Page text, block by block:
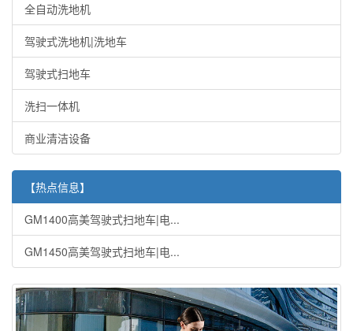
全自动洗地机
驾驶式洗地机|洗地车
驾驶式扫地车
洗扫一体机
商业清洁设备
【热点信息】
GM1400高美驾驶式扫地车|电...
GM1450高美驾驶式扫地车|电...